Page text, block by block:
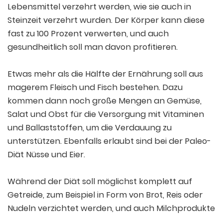
Lebensmittel verzehrt werden, wie sie auch in
Steinzeit verzehrt wurden. Der Körper kann diese
fast zu 100 Prozent verwerten, und auch
gesundheitlich soll man davon profitieren.
Etwas mehr als die Hälfte der Ernährung soll aus
magerem Fleisch und Fisch bestehen. Dazu
kommen dann noch große Mengen an Gemüse,
Salat und Obst für die Versorgung mit Vitaminen
und Ballaststoffen, um die Verdauung zu
unterstützen. Ebenfalls erlaubt sind bei der Paleo-
Diät Nüsse und Eier.
Während der Diät soll möglichst komplett auf
Getreide, zum Beispiel in Form von Brot, Reis oder
Nudeln verzichtet werden, und auch Milchprodukte